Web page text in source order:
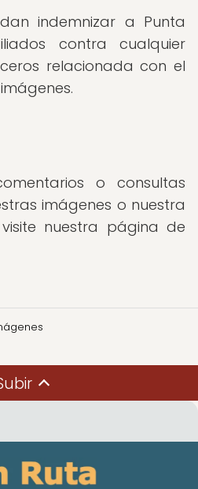
indemnizar a Punta
contra cualquier
relacionada con el
o consultas
imágenes o nuestra
nuestra página de